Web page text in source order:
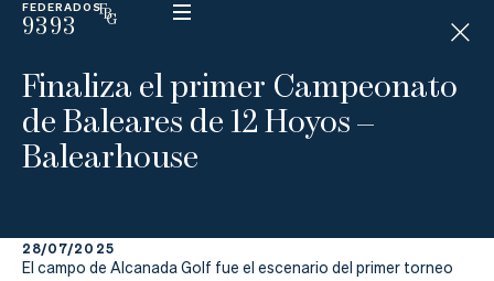
FEDERADOS
9393
ESP
N
D
C
A
P
Finaliza el primer Campeonato
de Baleares de 12 Hoyos –
Balearhouse
28/07/2025
El campo de Alcanada Golf fue el escenario del primer torneo